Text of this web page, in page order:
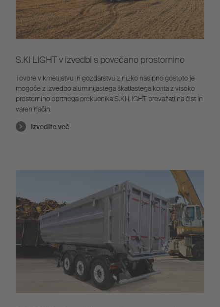
S.KI LIGHT v izvedbi s povečano prostornino
Tovore v kmetijstvu in gozdarstvu z nizko nasipno gostoto je
mogoče z izvedbo aluminijastega škatlastega korita z visoko
prostornino oprtnega prekucnika S.KI LIGHT prevažati na čist in
varen način.
Izvedite več